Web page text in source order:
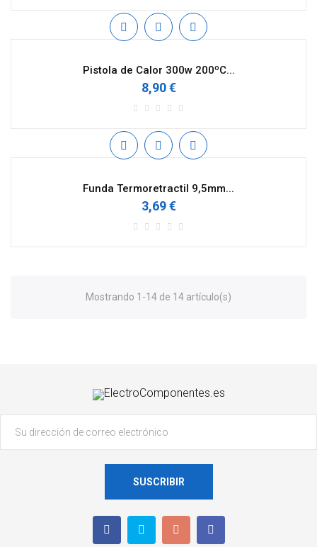
Pistola de Calor 300w 200ºC...
8,90 €
Funda Termoretractil 9,5mm...
3,69 €
Mostrando 1-14 de 14 artículo(s)
SUSCRIBIR